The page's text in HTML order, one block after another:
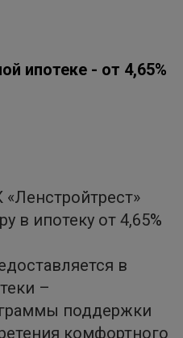
ипотеке - от 4,65%
в ипотеку от 4,65%
в
–
поддержки
комфортного